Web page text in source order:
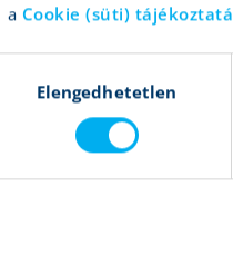
a Cookie (süti)
Elengedhetetlen
lehet fontos a papír
13. 10:15)